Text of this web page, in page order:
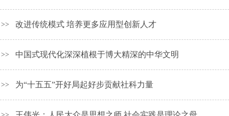
>> 改进传统模式 培养更多应用型创新人才
>> 中国式现代化深深植根于博大精深的中华文明
>> 为“十五五”开好局起好步贡献社科力量